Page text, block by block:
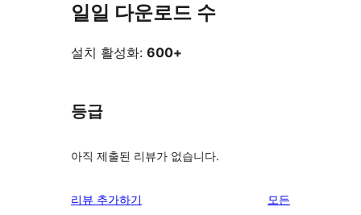
일일 다운로드 수
설치 활성화: 600+
등급
아직 제출된 리뷰가 없습니다.
리뷰 추가하기 모든